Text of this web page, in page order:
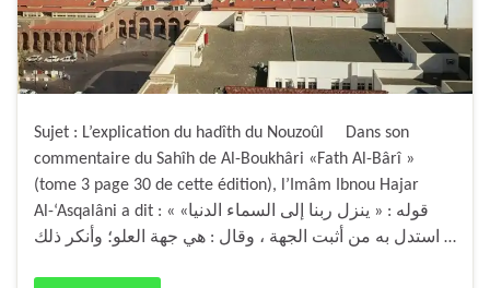
Sujet : L’explication du hadîth du Nouzoûl Dans son
commentaire du Sahîh de Al-Boukhâri «Fath Al-Bârî »
(tome 3 page 30 de cette édition), l’Imâm Ibnou Hajar
Al-‘Asqalâni a dit : « قوله : « ينزل ربنا إلى السماء الدنيا»
استدل به من أثبت الجهة ، وقال : هي جهة العلو؛ وأنكر ذلك …